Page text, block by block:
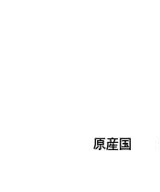
原産国